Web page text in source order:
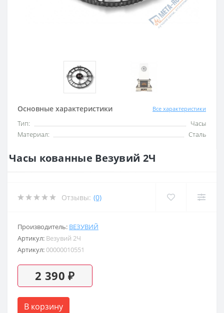
Основные характеристики Все характеристики
Тип:
Часы
Материал:
Сталь
Часы кованные Везувий 2Ч
Отзывы: (0)
Производитель: ВЕЗУВИЙ
Артикул: Везувий 2Ч
Артикул:00000010551
2 390 ₽
В корзину